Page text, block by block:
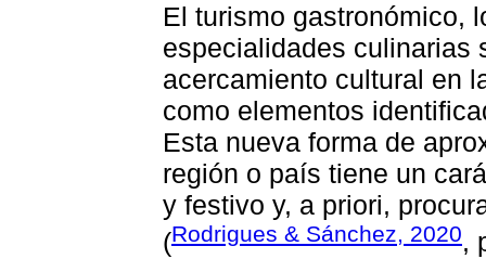
El turismo gastronómico,
especialidades culinarias
acercamiento cultural en
como elementos
Esta nueva forma de
región o país tiene un
y festivo y, a priori,
(Rodrigues & Sánchez, 2020,